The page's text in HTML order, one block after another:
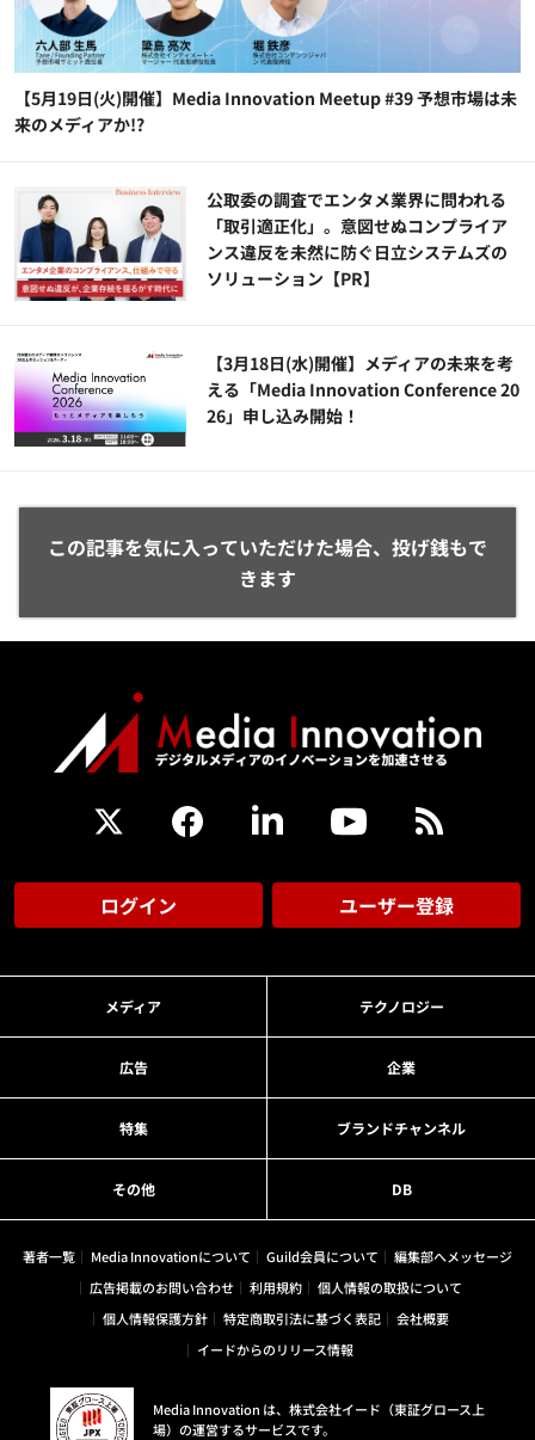
【5月19日(火)開催】Media Innovation Meetup #39 予想市場は未
来のメディアか!?
公​​取委の調査でエンタメ業界に問われる
「取引適正化」。意図せぬコンプライア
ンス違反を未然に防ぐ日立システムズの
ソリューション​【PR】
【3月18日(水)開催】メディアの未来を考
える「Media Innovation Conference 20
26」申し込み開始！
この記事を気に入っていただけた場合、投げ銭もで
きます
ログイン ユーザー登録
メディア テクノロジー
広告 企業
特集 ブランドチャンネル
その他 DB
著者一覧 Media Innovationについて Guild会員について
編集部へメッセージ
広告掲載のお問い合わせ
利用規約
個人情報の取扱について
個人情報保護方針
特定商取引法に基づく表記
会社概要
イードからのリリース情報
Media Innovation は、株式会社イード（東証グロース上
場）の運営するサービスです。